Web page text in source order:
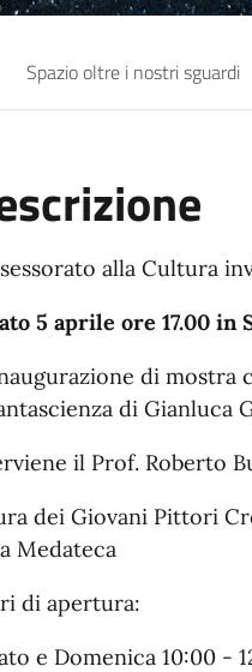
Spazio oltre i nostri sguardi
alla Cultura
5 aprile ore 17.00 in
di mostra
di Gianluca
il Prof. Roberto
dei Giovani Pittori
Medateca
di apertura:
e Domenica 10:00 -